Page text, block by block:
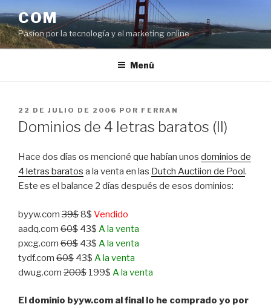
al
contenido
COM
Pasíon por la tecnología y el marketing online
Menú
PUBLICADO
EL
22 DE JULIO DE 2006 POR FERRAN
Dominios de 4 letras baratos (II)
Hace dos días os mencioné que habían unos dominios de
4 letras baratos a la venta en las Dutch Auctiion de Pool.
Este es el balance 2 días después de esos dominios:
byyw.com 39$8$ Vendido
aadq.com 60$ 43$ A la venta
pxcg.com 60$ 43$ A la venta
tydf.com 60$ 43$ A la venta
dwug.com 200$ 199$ A la venta
El dominio byyw.com al final lo he comprado yo por